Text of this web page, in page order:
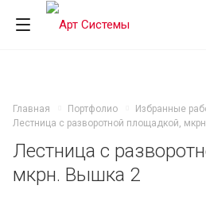
Главная Портфолио
Избранные
Лестница с разворотной площадкой,
Лестница с
мкрн. Вышка 2